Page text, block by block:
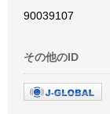
90039107
その他のID